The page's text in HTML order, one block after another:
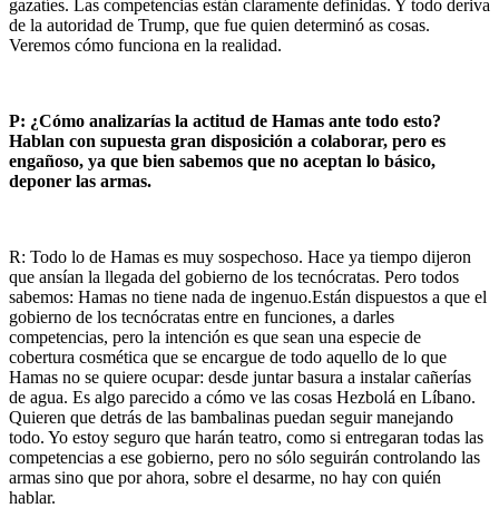
gazatíes. Las competencias están claramente definidas. Y todo deriva
de la autoridad de Trump, que fue quien determinó as cosas.
Veremos cómo funciona en la realidad.
P: ¿Cómo analizarías la actitud de Hamas ante todo esto?
Hablan con supuesta gran disposición a colaborar, pero es
engañoso, ya que bien sabemos que no aceptan lo básico,
deponer las armas.
R: Todo lo de Hamas es muy sospechoso. Hace ya tiempo dijeron
que ansían la llegada del gobierno de los tecnócratas. Pero todos
sabemos: Hamas no tiene nada de ingenuo.Están dispuestos a que el
gobierno de los tecnócratas entre en funciones, a darles
competencias, pero la intención es que sean una especie de
cobertura cosmética que se encargue de todo aquello de lo que
Hamas no se quiere ocupar: desde juntar basura a instalar cañerías
de agua. Es algo parecido a cómo ve las cosas Hezbolá en Líbano.
Quieren que detrás de las bambalinas puedan seguir manejando
todo. Yo estoy seguro que harán teatro, como si entregaran todas las
competencias a ese gobierno, pero no sólo seguirán controlando las
armas sino que por ahora, sobre el desarme, no hay con quién
hablar.